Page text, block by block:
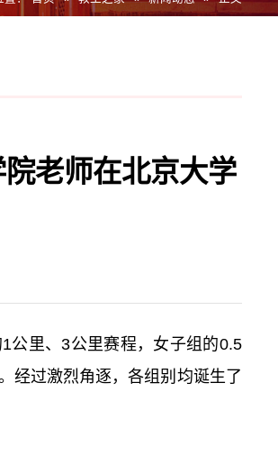
老师在北京大学
公里、3公里赛程，女子组的0.5
经过激烈角逐，各组别均诞生了